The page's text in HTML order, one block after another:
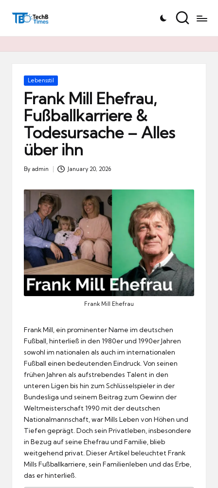
T
h
Posted
Lebensstil
Frank Mill Ehefrau,
Fußballkarriere &
Todesursache – Alles
über ihn
Posted
By admin January 20, 2026
Frank Mill Ehefrau
Frank Mill, ein prominenter Name im deutschen
Fußball, hinterließ in den 1980er und 1990er Jahren
sowohl im nationalen als auch im internationalen
Fußball einen bedeutenden Eindruck. Von seinen
frühen Jahren als aufstrebendes Talent in den
unteren Ligen bis hin zum Schlüsselspieler in der
Bundesliga und seinem Beitrag zum Gewinn der
Weltmeisterschaft 1990 mit der deutschen
Nationalmannschaft, war Mills Leben von Höhen und
Tiefen geprägt. Doch sein Privatleben, insbesondere
in Bezug auf seine Ehefrau und Familie, blieb
weitgehend privat. Dieser Artikel beleuchtet Frank
Mills Fußballkarriere, sein Familienleben und das Erbe,
das er hinterließ.